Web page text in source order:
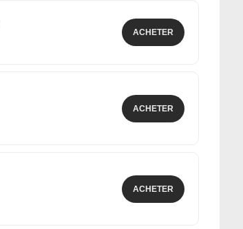
ACHETER
ACHETER
ACHETER